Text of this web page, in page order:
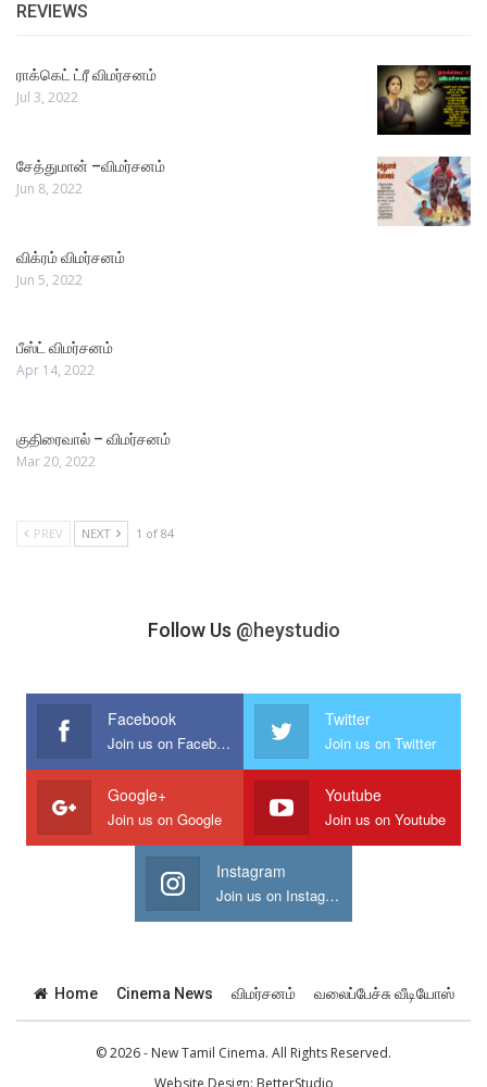
REVIEWS
ராக்கெட் ட்ரீ விமர்சனம்
Jul 3, 2022
சேத்துமான் –விமர்சனம்
Jun 8, 2022
விக்ரம் விமர்சனம்
Jun 5, 2022
பீஸ்ட் விமர்சனம்
Apr 14, 2022
குதிரைவால் – விமர்சனம்
Mar 20, 2022
PREV NEXT 1 of 84
Follow Us @heystudio
Facebook
Join us on Facebook
Twitter
Join us on Twitter
Google+
Join us on Google
Youtube
Join us on Youtube
Instagram
Join us on Instagram
Home Cinema News விமர்சனம் வலைப்பேச்சு வீடியோஸ்
© 2026 - New Tamil Cinema. All Rights Reserved.
Website Design: BetterStudio